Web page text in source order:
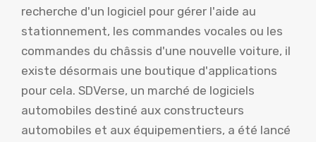
recherche d'un logiciel pour gérer l'aide au
stationnement, les commandes vocales ou les
commandes du châssis d'une nouvelle voiture, il
existe désormais une boutique d'applications
pour cela. SDVerse, un marché de logiciels
automobiles destiné aux constructeurs
automobiles et aux équipementiers, a été lancé